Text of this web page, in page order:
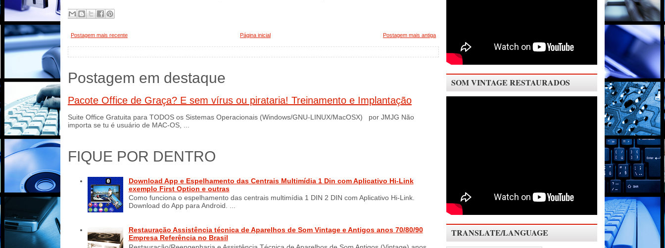
Postagem mais recente Postagem mais antiga
Página inicial
Postagem em destaque
Pacote Office de Graça? E sem vírus ou pirataria! Treinamento e Implantação
Suite Office Gratuita para TODOS os Sistemas Operacionais (Windows/GNU-LINUX/MacOSX) por JMJG Não
importa se tu é usuário de MAC-OS, ...
FIQUE POR DENTRO
Download App e Espelhamento das Centrais Multimídia 1 Din com Aplicativo Hi-Link
exemplo First Option e outras
Como funciona o espelhamento das centrais multimídia 1 DIN 2 DIN com Aplicativo Hi-Link.
Download do App para Android. ...
Restauração Assistência técnica de Aparelhos de Som Vintage e Antigos anos 70/80/90
Empresa Referência no Brasil
SOM VINTAGE RESTAURADOS
TRANSLATE/LANGUAGE